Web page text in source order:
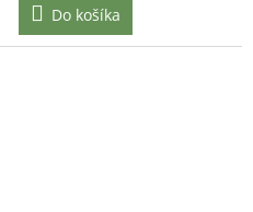
Do košíka